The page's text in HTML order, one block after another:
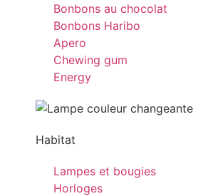
Bonbons au chocolat
Bonbons Haribo
Apero
Chewing gum
Energy
Habitat
Lampes et bougies
Horloges